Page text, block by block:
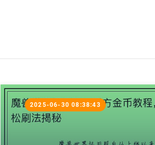
2025-06-30 08:38:43